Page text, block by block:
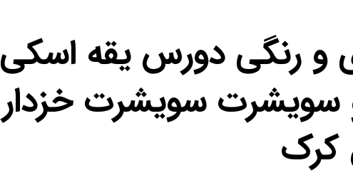
و رنگی دورس یقه اسکی
سویشرت سویشرت خزدار
کرک